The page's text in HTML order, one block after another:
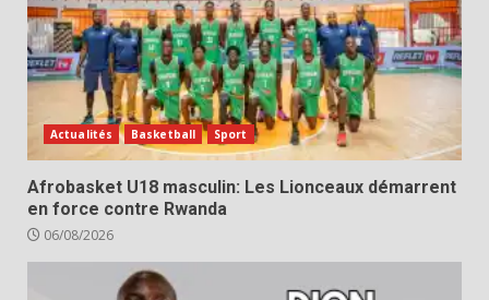
Actualités Basketball Sport
Afrobasket U18 masculin: Les Lionceaux démarrent
en force contre Rwanda
06/08/2026